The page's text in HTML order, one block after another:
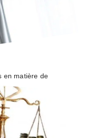
en matière de